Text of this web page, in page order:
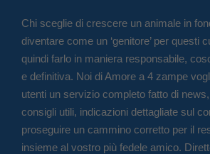
Chi sceglie di crescere un animale in
diventare come un ‘genitore’ per questi
quindi farlo in maniera responsabile,
e definitiva. Noi di Amore a 4 zampe
utenti un servizio completo fatto di
consigli utili, indicazioni dettagliate sul
proseguire un cammino corretto per il
insieme al vostro più fedele amico.